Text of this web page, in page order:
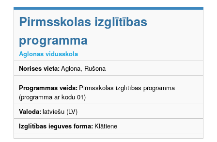
Pirmsskolas izglītības
programma
Aglonas vidusskola
Norises vieta:Aglona, Rušona
Programmas veids: Pirmsskolas izglītības programma
(programma ar kodu 01)
Valoda:latviešu (LV)
Izglītības ieguves forma: Klātiene